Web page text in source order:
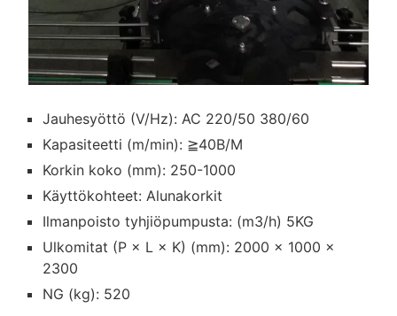
Jauhesyöttö (V/Hz): AC 220/50 380/60
Kapasiteetti (m/min): ≧40B/M
Korkin koko (mm): 250-1000
Käyttökohteet: Alunakorkit
Ilmanpoisto tyhjiöpumpusta: (m3/h) 5KG
Ulkomitat (P × L × K) (mm): 2000 × 1000 ×
2300
NG (kg): 520